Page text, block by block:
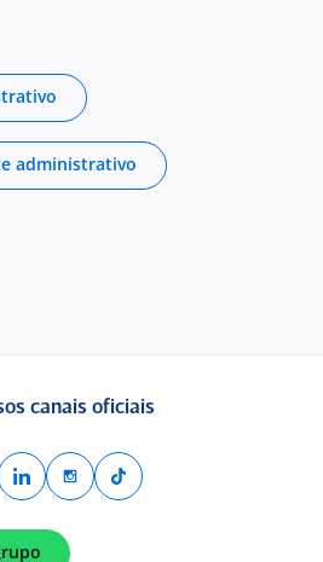
administrativo
canais oficiais